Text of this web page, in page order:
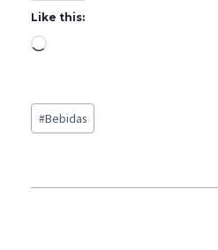
Like this:
L
d
i
g
Post
Tags:
#Bebidas